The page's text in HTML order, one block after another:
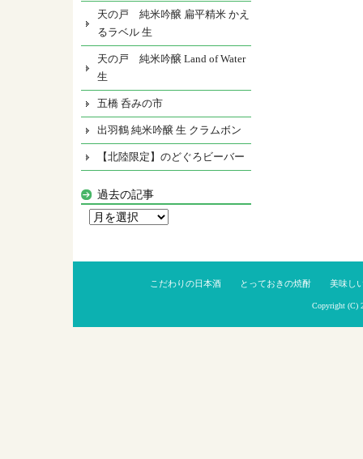
天の戸 純米吟醸 扁平精米 かえ
るラベル 生
天の戸 純米吟醸 Land of Water
生
五橋 呑みの市
出羽鶴 純米吟醸 生 クラムボン
【北陸限定】のどぐろビーバー
過去の記事
こだわりの日本酒 とっておきの焼酎 美味し
Copyright (C)